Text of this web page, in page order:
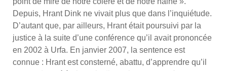
Depuis, Hrant Dink ne vivait plus que dans l’in­quié­tude.
D’au­tant que, par ailleurs, Hrant était pour­sui­vi par la
jus­tice à la suite d’une confé­rence qu’il avait pro­non­cée
en 2002 à Urfa. En jan­vier 2007, la sen­tence est
connue : Hrant est conster­né, abat­tu, d’ap­prendre qu’il